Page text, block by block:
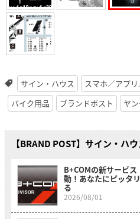
サイン・ハウス
スマホ／アプ
バイク用品
ブランドポスト ヤ
【BRAND POST】サイン・ハウ
B+COMの新サービ
動！あなたにピッタ
る
2026/08/01